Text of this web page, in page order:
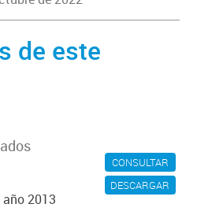
de este
CONSULTAR
DESCARGAR
2013